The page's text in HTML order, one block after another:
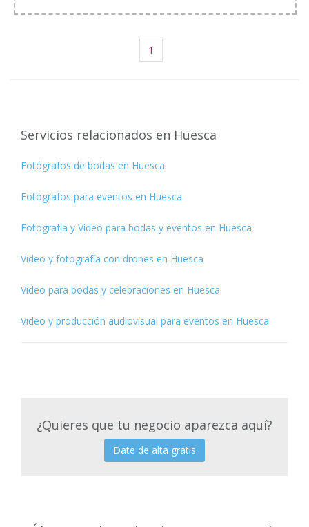
1
Servicios relacionados en Huesca
Fotógrafos de bodas en Huesca
Fotógrafos para eventos en Huesca
Fotografía y Vídeo para bodas y eventos en Huesca
Video y fotografía con drones en Huesca
Video para bodas y celebraciones en Huesca
Video y producción audiovisual para eventos en Huesca
¿Quieres que tu negocio aparezca aquí?
Date de alta gratis